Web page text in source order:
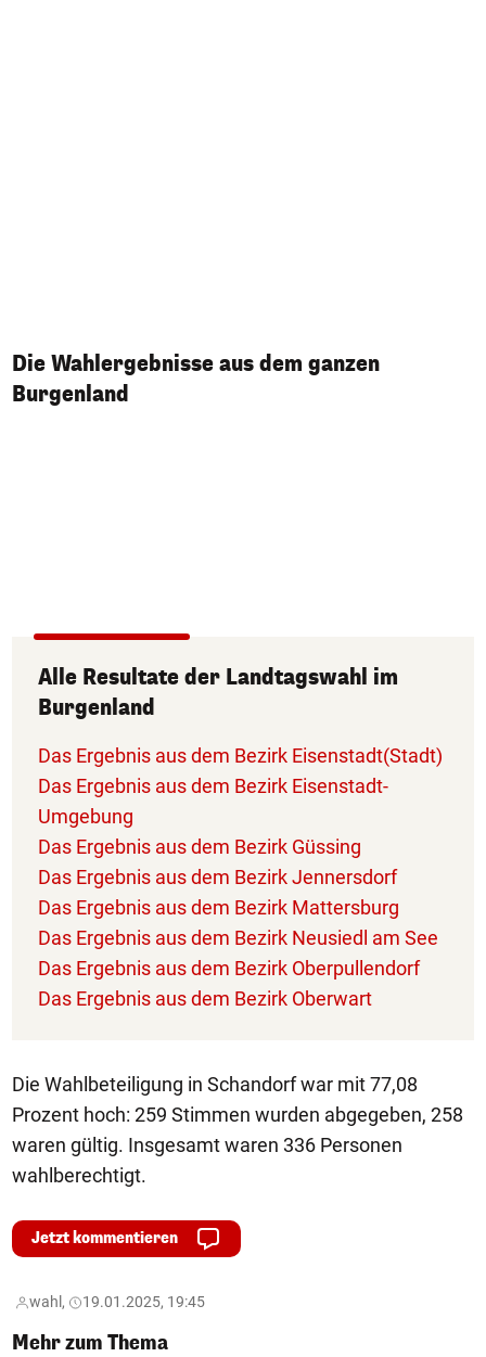
Die Wahlergebnisse aus dem ganzen
Burgenland
Alle Resultate der Landtagswahl im
Burgenland
Das Ergebnis aus dem Bezirk Eisenstadt(Stadt)
Das Ergebnis aus dem Bezirk Eisenstadt-
Umgebung
Das Ergebnis aus dem Bezirk Güssing
Das Ergebnis aus dem Bezirk Jennersdorf
Das Ergebnis aus dem Bezirk Mattersburg
Das Ergebnis aus dem Bezirk Neusiedl am See
Das Ergebnis aus dem Bezirk Oberpullendorf
Das Ergebnis aus dem Bezirk Oberwart
Die Wahlbeteiligung in Schandorf war mit 77,08
Prozent hoch: 259 Stimmen wurden abgegeben, 258
waren gültig. Insgesamt waren 336 Personen
wahlberechtigt.
Jetzt kommentieren
wahl, 19.01.2025, 19:45
Mehr zum Thema